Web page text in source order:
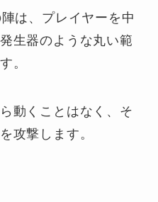
は、プレイヤーを中
生器のような丸い範
。
動くことはなく、そ
攻撃します。